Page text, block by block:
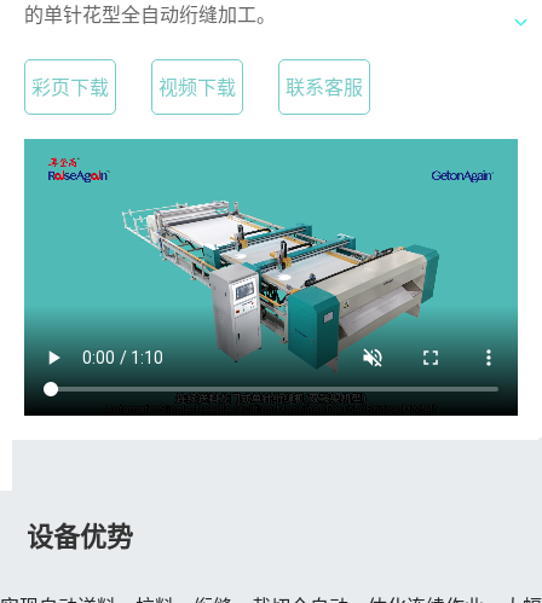
的单针花型全自动绗缝加工。
彩页下载 视频下载 联系客服
设备优势